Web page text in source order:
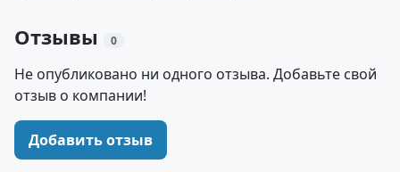
Отзывы 0
Не опубликовано ни одного отзыва. Добавьте свой
отзыв о компании!
Добавить отзыв